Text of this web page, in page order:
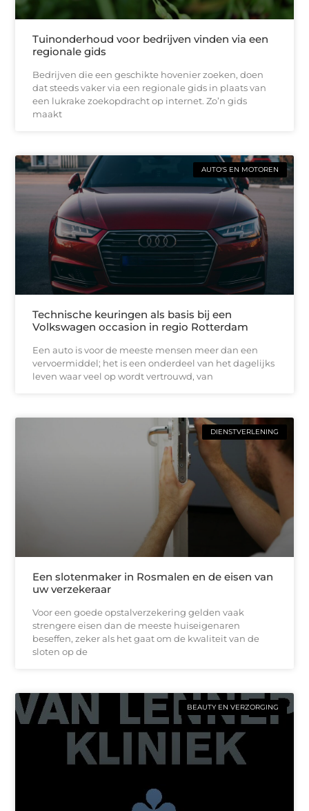
Tuinonderhoud voor bedrijven vinden via een
regionale gids
Bedrijven die een geschikte hovenier zoeken, doen
dat steeds vaker via een regionale gids in plaats van
een lukrake zoekopdracht op internet. Zo’n gids
maakt
AUTO'S EN MOTOREN
Technische keuringen als basis bij een
Volkswagen occasion in regio Rotterdam
Een auto is voor de meeste mensen meer dan een
vervoermiddel; het is een onderdeel van het dagelijks
leven waar veel op wordt vertrouwd, van
DIENSTVERLENING
Een slotenmaker in Rosmalen en de eisen van
uw verzekeraar
Voor een goede opstalverzekering gelden vaak
strengere eisen dan de meeste huiseigenaren
beseffen, zeker als het gaat om de kwaliteit van de
sloten op de
BEAUTY EN VERZORGING